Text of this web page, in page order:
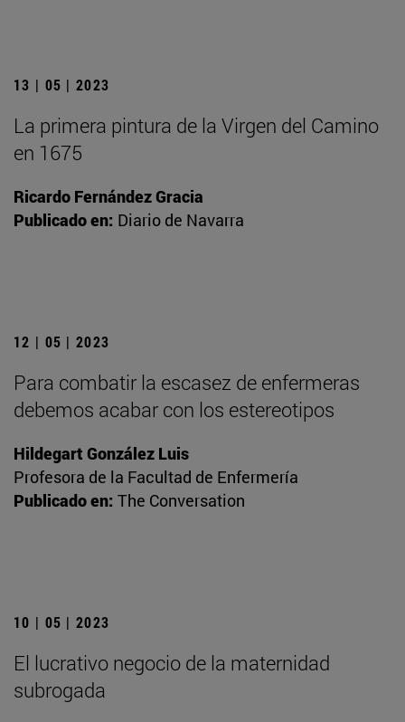
13 | 05 | 2023
La primera pintura de la Virgen del Camino
en 1675
Ricardo Fernández Gracia
Publicado en: Diario de Navarra
12 | 05 | 2023
Para combatir la escasez de enfermeras
debemos acabar con los estereotipos
Hildegart González Luis
Profesora de la Facultad de Enfermería
Publicado en: The Conversation
10 | 05 | 2023
El lucrativo negocio de la maternidad
subrogada